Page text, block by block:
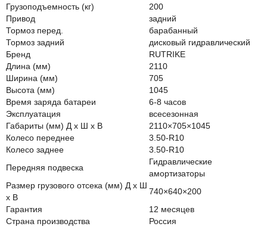
Грузоподъемность (кг)
200
Привод
задний
Тормоз перед.
барабанный
Тормоз задний
дисковый гидравлический
Бренд
RUTRIKE
Длина (мм)
2110
Ширина (мм)
705
Высота (мм)
1045
Время заряда батареи
6-8 часов
Эксплуатация
всесезонная
Габариты (мм) Д x Ш x В
2110×705×1045
Колесо переднее
3.50-R10
Колесо заднее
3.50-R10
Передняя подвеска
Гидравлические
амортизаторы
Размер грузового отсека (мм) Д x Ш
x В
740×640×200
Гарантия
12 месяцев
Страна производства
Россия